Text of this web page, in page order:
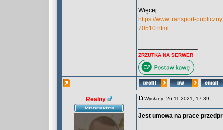
Więcej:
https://www.transport-
70510.html
ZRZUTKA NA SERWER
Realny Wysłany: 26-11-2021, 17:39
Jest umowa na prace